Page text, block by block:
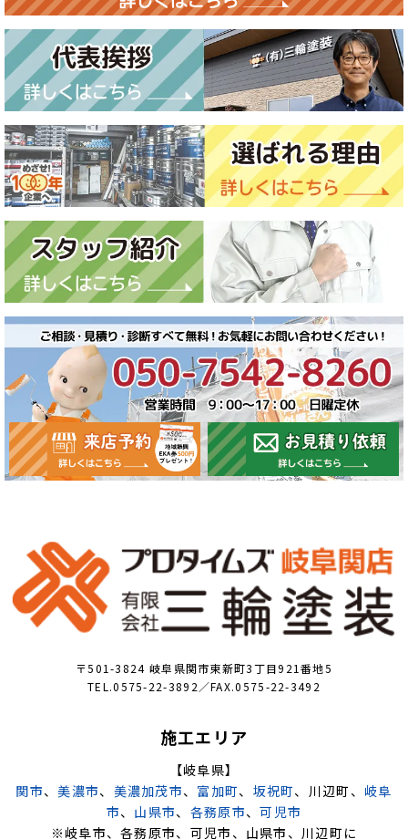
〒501-3824 岐阜県関市東新町3丁目921番地5
TEL.0575-22-3892／FAX.0575-22-3492
施工エリア
【岐阜県】
関市、美濃市、 美濃加茂市、 富加町、 坂祝町、川辺町、 岐阜
市、 山県市、 各務原市、可児市
※岐阜市、各務原市、可児市、山県市、川辺町に